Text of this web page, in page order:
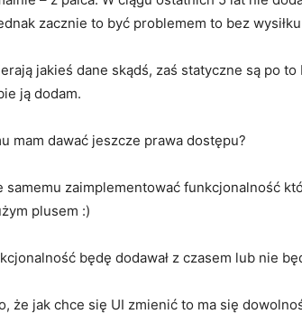
zacznie to być problemem to bez
jakieś dane skądś, zaś statyczne są po
ją dodam.
mam dawać jeszcze prawa dostępu?
zaimplementować funkcjonalność
plusem :)
będę dodawał z czasem lub nie
że jak chce się UI zmienić to ma się